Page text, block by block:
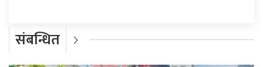
संबन्धित